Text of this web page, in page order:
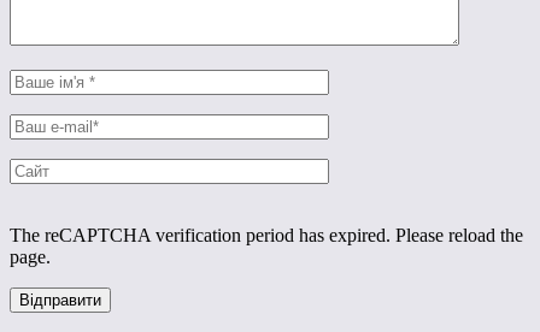
The reCAPTCHA verification period has expired. Please reload the
page.